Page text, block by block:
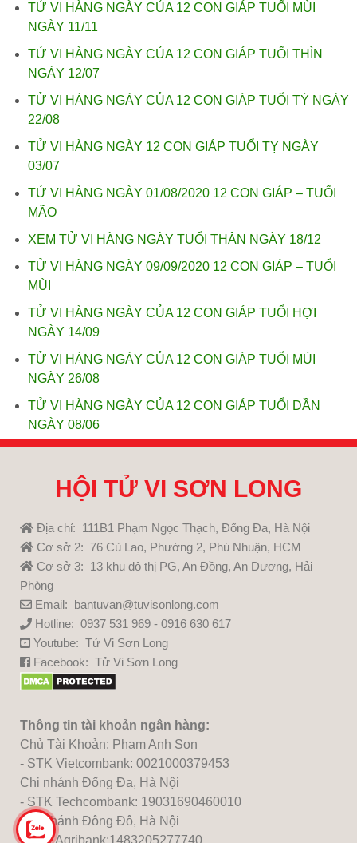
TỬ VI HÀNG NGÀY CỦA 12 CON GIÁP TUỔI MÙI
NGÀY 11/11
TỬ VI HÀNG NGÀY CỦA 12 CON GIÁP TUỔI THÌN
NGÀY 12/07
TỬ VI HÀNG NGÀY CỦA 12 CON GIÁP TUỔI TÝ NGÀY
22/08
TỬ VI HÀNG NGÀY 12 CON GIÁP TUỔI TỴ NGÀY
03/07
TỬ VI HÀNG NGÀY 01/08/2020 12 CON GIÁP – TUỔI
MÃO
XEM TỬ VI HÀNG NGÀY TUỔI THÂN NGÀY 18/12
TỬ VI HÀNG NGÀY 09/09/2020 12 CON GIÁP – TUỔI
MÙI
TỬ VI HÀNG NGÀY CỦA 12 CON GIÁP TUỔI HỢI
NGÀY 14/09
TỬ VI HÀNG NGÀY CỦA 12 CON GIÁP TUỔI MÙI
NGÀY 26/08
TỬ VI HÀNG NGÀY CỦA 12 CON GIÁP TUỔI DẦN
NGÀY 08/06
HỘI TỬ VI SƠN LONG
Địa chỉ: 111B1 Phạm Ngọc Thạch, Đống Đa, Hà Nội
Cơ sở 2: 76 Cù Lao, Phường 2, Phú Nhuận, HCM
Cơ sở 3: 13 khu đô thị PG, An Đồng, An Dương, Hải
Phòng
Email: bantuvan@tuvisonlong.com
Hotline: 0937 531 969 - 0916 630 617
Youtube: Tử Vi Sơn Long
Facebook: Tử Vi Sơn Long
Thông tin tài khoản ngân hàng:
Chủ Tài Khoản: Pham Anh Son
- STK Vietcombank: 0021000379453
Chi nhánh Đống Đa, Hà Nội
- STK Techcombank: 19031690460010
Chi nhánh Đông Đô, Hà Nội
- STK Agribank:1483205277740